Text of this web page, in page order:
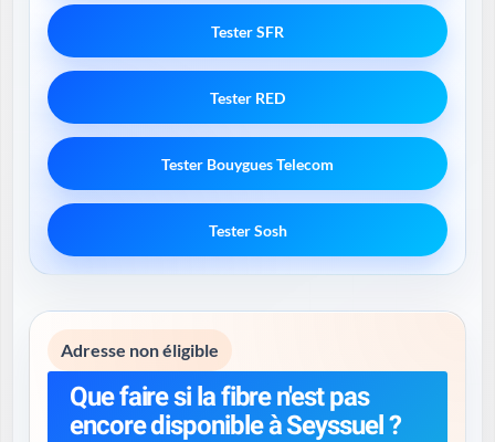
Tester SFR
Tester RED
Tester Bouygues Telecom
Tester Sosh
Adresse non éligible
Que faire si la fibre n'est pas
encore disponible à Seyssuel ?